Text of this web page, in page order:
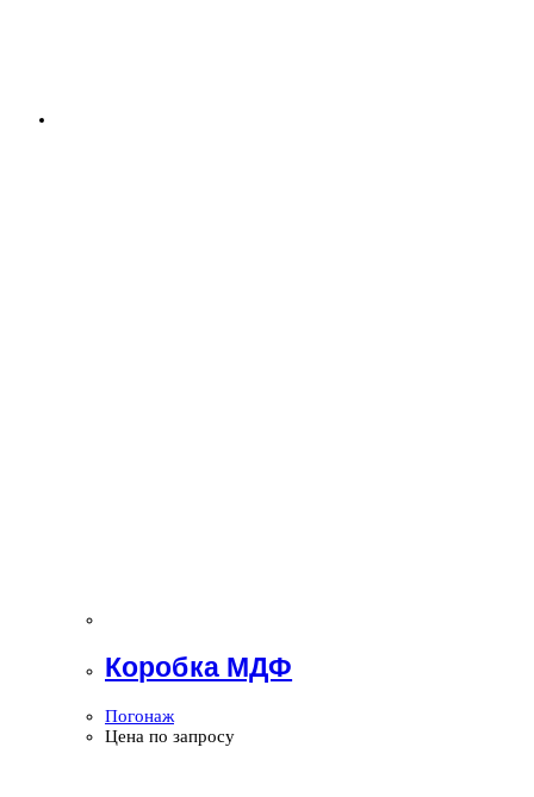
Коробка МДФ
Погонаж
Цена по запросу